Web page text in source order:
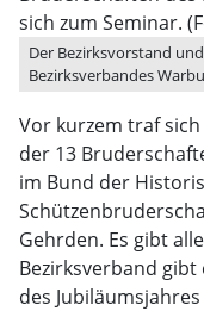
Der Bezirksvorstand
Bezirksverbandes
Vor kurzem traf
der 13
im Bund der
Gehrden. Es gibt
Bezirksverband gibt
des